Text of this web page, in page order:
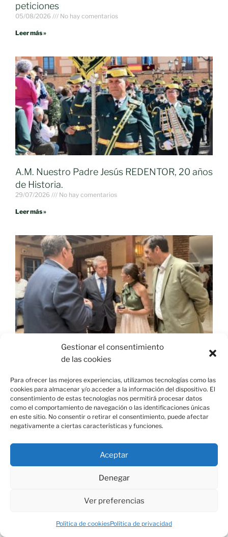
Gestionar el consentimiento
de las cookies
Para ofrecer las mejores experiencias, utilizamos tecnologías como las
cookies para almacenar y/o acceder a la información del dispositivo. El
consentimiento de estas tecnologías nos permitirá procesar datos
como el comportamiento de navegación o las identificaciones únicas
en este sitio. No consentir o retirar el consentimiento, puede afectar
negativamente a ciertas características y funciones.
Aceptar
Denegar
Ver preferencias
Política de cookiesPolítica de privacidad
peticiones
05/08/2026 No hay comentarios
Leer más »
A.M. Nuestro Padre Jesús REDENTOR, 20 años
de Historia.
29/07/2026 No hay comentarios
Leer más »
La Almazara del Marqués abre sus puertas y
devuelve a Viso del Marqués un referente para
el turismo de calidad
24/07/2026 No hay comentarios
Leer más »